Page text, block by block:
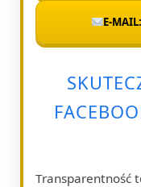
E-
Transparentność